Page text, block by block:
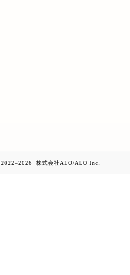
2022–2026 株式会社ALO/ALO Inc.